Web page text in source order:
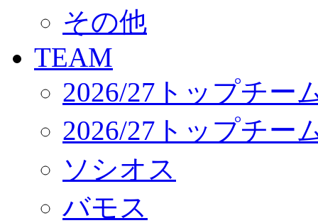
サステナビリティ
Web制作支援
応援プロジェクト
その他
TEAM
2026/27トップチー
2026/27トップチー
ソシオス
バモス